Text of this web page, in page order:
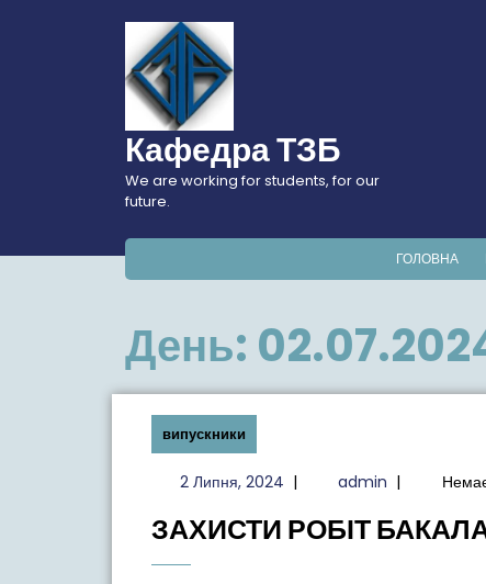
Кафедра ТЗБ
We are working for students, for our
future.
ГОЛОВНА
День:
випускники
2 Липня, 20242
2024
| admin admin
|
ЗАХИСТИ РОБІТ